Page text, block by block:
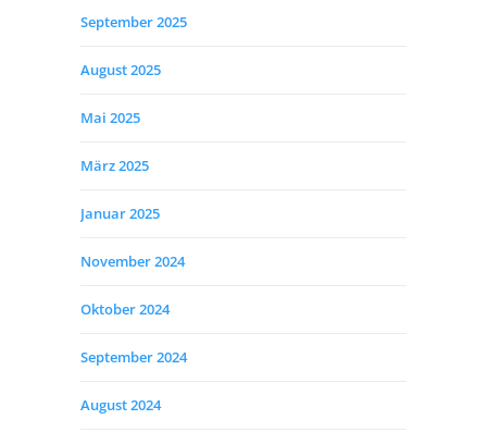
September 2025
August 2025
Mai 2025
März 2025
Januar 2025
November 2024
Oktober 2024
September 2024
August 2024